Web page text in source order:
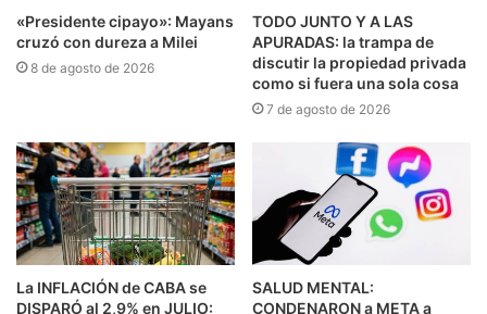
«Presidente cipayo»: Mayans
cruzó con dureza a Milei
8 de agosto de 2026
TODO JUNTO Y A LAS
APURADAS: la trampa de
discutir la propiedad privada
como si fuera una sola cosa
7 de agosto de 2026
La INFLACIÓN de CABA se
DISPARÓ al 2,9% en JULIO:
SALUD MENTAL:
CONDENARON a META a